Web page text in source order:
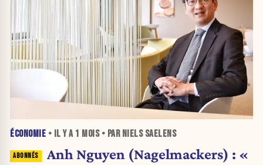
ÉCONOMIE • IL Y A 1 MOIS• PAR NIELS SAELENS
Anh Nguyen (Nagelmackers) : «